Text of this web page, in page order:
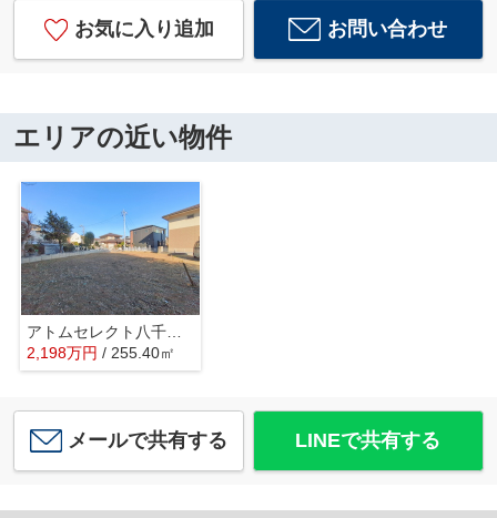
お気に入り追加 お問い合わせ
エリアの近い物件
アトムセレクト八千代市大和田 土地
2,198万円 / 255.40㎡
メールで共有する LINEで共有する